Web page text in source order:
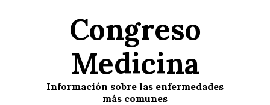
Congreso
Medicina
Información sobre las enfermedades
más comunes